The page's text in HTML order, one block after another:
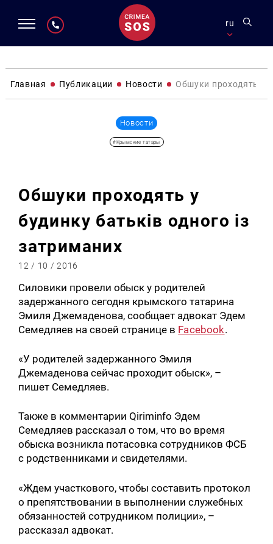
ru
Главная Публикации Новости Обшуки проходять у
Новости
#Крымские татары
Обшуки проходять у
будинку батьків одного із
затриманих
12 / 10 / 2016
Силовики провели обыск у родителей
задержанного сегодня крымского татарина
Эмиля Джемаденова, сообщает адвокат Эдем
Семедляев на своей странице в Facebook.
«У родителей задержанного Эмиля
Джемаденова сейчас проходит обыск», –
пишет Семедляев.
Также в комментарии Qiriminfo Эдем
Семедляев рассказал о том, что во время
обыска возникла потасовка сотрудников ФСБ
с родственниками и свидетелями.
«Ждем участкового, чтобы составить протокол
о препятствовании в выполнении служебных
обязанностей сотрудником полиции», –
рассказал адвокат.